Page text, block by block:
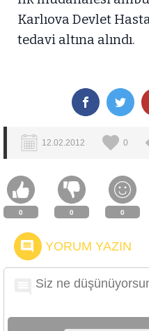
Karlıova Devlet
tedavi altına alındı.
12.02.2012 0
0 0 0
YORUM YAZIN